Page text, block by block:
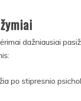
dažniausiai
po stipresnio